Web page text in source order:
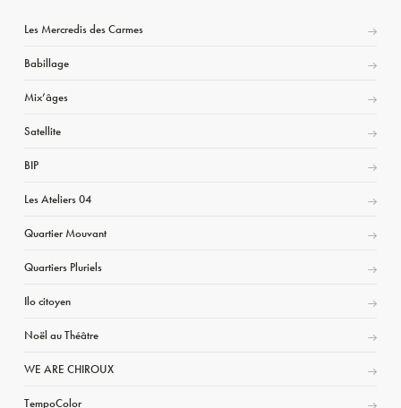
Les Mercredis des Carmes
Babillage
Mix’âges
Satellite
BIP
Les Ateliers 04
Quartier Mouvant
Quartiers Pluriels
Ilo citoyen
Noël au Théâtre
WE ARE CHIROUX
TempoColor